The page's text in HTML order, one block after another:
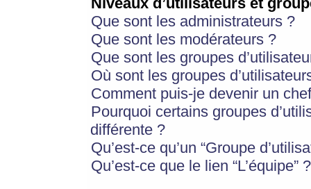
Que sont les administrateurs ?
Que sont les modérateurs ?
Que sont les groupes
Où sont les groupes
Comment puis-je devenir un
Pourquoi certains groupes
différente ?
Qu’est-ce qu’un “Groupe
Qu’est-ce que le lien “L’équipe” ?